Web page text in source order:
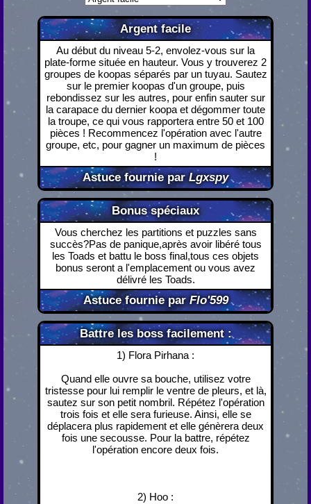
Argent facile
Astuce fournie parLgxspy
Au début du niveau 5-2, envolez-vous sur la
plate-forme située en hauteur. Vous y trouverez 2
groupes de koopas séparés par un tuyau. Sautez
sur le premier koopas d'un groupe, puis
rebondissez sur les autres, pour enfin sauter sur
la carapace du dernier koopa et dégommer toute
la troupe, ce qui vous rapportera entre 50 et 100
pièces ! Recommencez l'opération avec l'autre
groupe, etc, pour gagner un maximum de pièces
!
Bonus spéciaux
Astuce fournie parFlo'599
Vous cherchez les partitions et puzzles sans
succès?Pas de panique,après avoir libéré tous
les Toads et battu le boss final,tous ces objets
bonus seront a l'emplacement ou vous avez
délivré les Toads.
Battre les boss facilement :
1) Flora Pirhana :
Quand elle ouvre sa bouche, utilisez votre
tristesse pour lui remplir le ventre de pleurs, et là,
sautez sur son petit nombril. Répétez l'opération
trois fois et elle sera furieuse. Ainsi, elle se
déplacera plus rapidement et elle génèrera deux
fois une secousse. Pour la battre, répétez
l'opération encore deux fois.
2) Hoo :